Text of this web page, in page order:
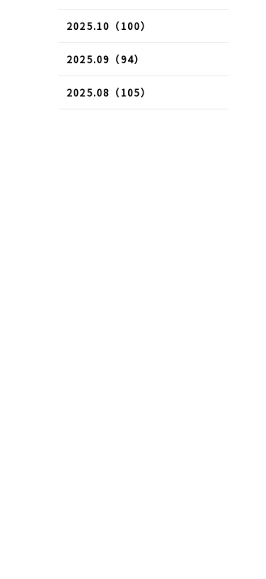
2025.10（100）
2025.09（94）
2025.08（105）